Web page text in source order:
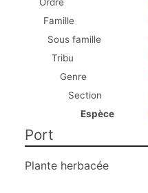
Famille
Sous famille
Tribu
Genre
Section
Espèce
Port
Plante herbacée